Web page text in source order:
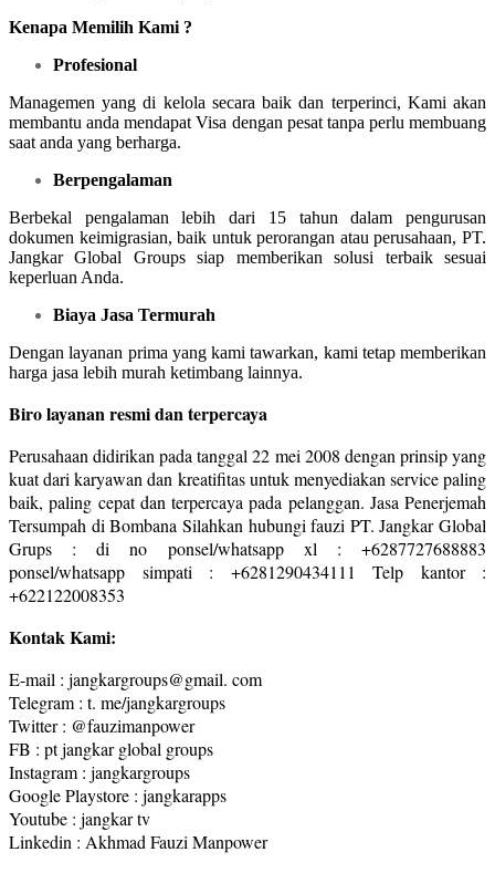
Kenapa Memilih Kami ?
Profesional
Managemen yang di kelola secara baik dan terperinci, Kami akan
membantu anda mendapat Visa dengan pesat tanpa perlu membuang
saat anda yang berharga.
Berpengalaman
Berbekal pengalaman lebih dari 15 tahun dalam pengurusan
dokumen keimigrasian, baik untuk perorangan atau perusahaan, PT.
Jangkar Global Groups siap memberikan solusi terbaik sesuai
keperluan Anda.
Biaya Jasa Termurah
Dengan layanan prima yang kami tawarkan, kami tetap memberikan
harga jasa lebih murah ketimbang lainnya.
Biro layanan resmi dan terpercaya
Perusahaan didirikan pada tanggal 22 mei 2008 dengan prinsip yang
kuat dari karyawan dan kreatifitas untuk menyediakan service paling
baik, paling cepat dan terpercaya pada pelanggan. Jasa Penerjemah
Tersumpah di Bombana Silahkan hubungi fauzi PT. Jangkar Global
Grups : di no ponsel/whatsapp xl : +6287727688883
ponsel/whatsapp simpati : +6281290434111 Telp kantor :
+622122008353
Kontak Kami:
E-mail : jangkargroups@gmail. com
Telegram : t. me/jangkargroups
Twitter : @fauzimanpower
FB : pt jangkar global groups
Instagram : jangkargroups
Google Playstore : jangkarapps
Youtube : jangkar tv
Linkedin : Akhmad Fauzi Manpower